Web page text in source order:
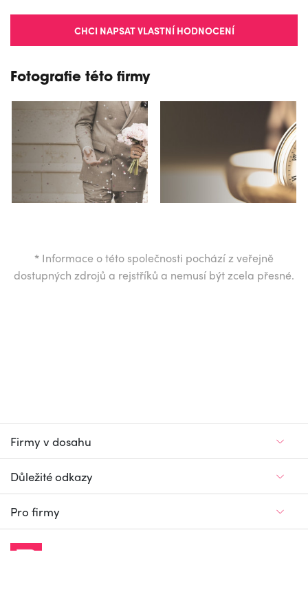
CHCI NAPSAT VLASTNÍ HODNOCENÍ
Fotografie této firmy
* Informace o této společnosti pochází z veřejně
dostupných zdrojů a rejstříků a nemusí být zcela přesné.
Firmy v dosahu
Důležité odkazy
Pro firmy